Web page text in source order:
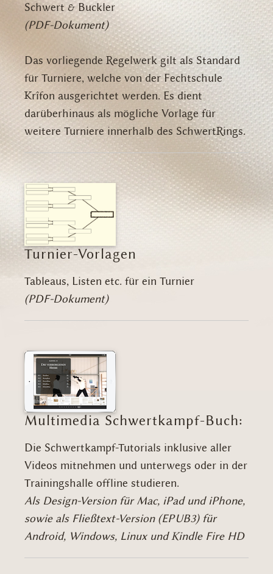
Schwert & Buckler
(PDF-Dokument)
Das vorliegende Regelwerk gilt als Standard
für Turniere, welche von der Fechtschule
Krîfon ausgerichtet werden. Es dient
darüberhinaus als mögliche Vorlage für
weitere Turniere innerhalb des SchwertRings.
Turnier-Vorlagen
Tableaus, Listen etc. für ein Turnier
(PDF-Dokument)
Multimedia Schwertkampf-Buch:
Die Schwertkampf-Tutorials inklusive aller
Videos mitnehmen und unterwegs oder in der
Trainingshalle offline studieren.
Als Design-Version für Mac, iPad und iPhone,
sowie als Fließtext-Version (EPUB3) für
Android, Windows, Linux und Kindle Fire HD